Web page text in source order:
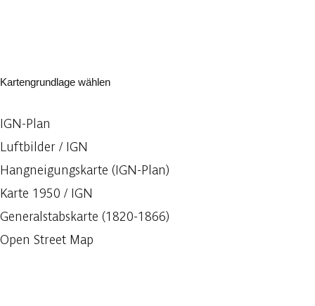
Kartengrundlage wählen
IGN-Plan
Luftbilder / IGN
Hangneigungskarte (IGN-Plan)
Karte 1950 / IGN
Generalstabskarte (1820-1866)
Open Street Map